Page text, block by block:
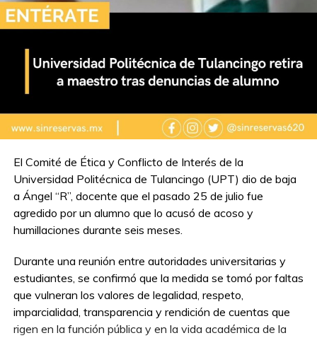
El Comité de Ética y Conflicto de Interés de la
Universidad Politécnica de Tulancingo (UPT) dio de baja
a Ángel “R”, docente que el pasado 25 de julio fue
agredido por un alumno que lo acusó de acoso y
humillaciones durante seis meses.
Durante una reunión entre autoridades universitarias y
estudiantes, se confirmó que la medida se tomó por faltas
que vulneran los valores de legalidad, respeto,
imparcialidad, transparencia y rendición de cuentas que
rigen en la función pública y en la vida académica de la